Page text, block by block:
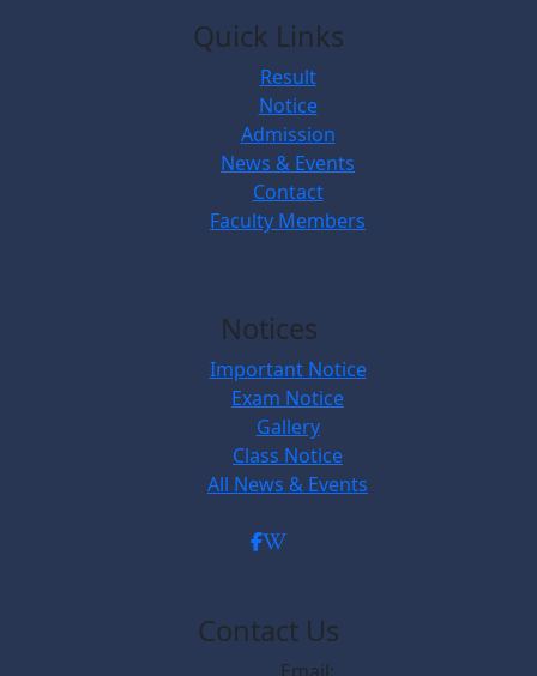
Quick Links
Result
Notice
Admission
News & Events
Contact
Faculty Members
Notices
Important Notice
Exam Notice
Gallery
Class Notice
All News & Events
Contact Us